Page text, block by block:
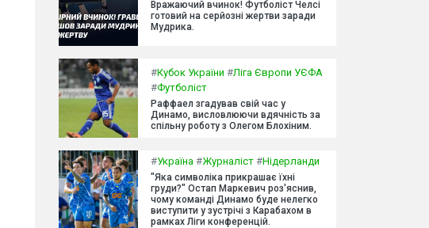
Вражаючий вчинок! Футболіст Челсі
готовий на серйозні жертви заради
Мудрика.
#Кубок України #Ліга Європи УЄФА
#Футболіст
Раффаел згадував свій час у
Динамо, висловлюючи вдячність за
спільну роботу з Олегом Блохіним.
#Україна #Журналіст #Нідерланди
"Яка символіка прикрашає їхні
груди?" Остап Маркевич роз'яснив,
чому команді Динамо буде нелегко
виступити у зустрічі з Карабахом в
рамках Ліги конференцій.